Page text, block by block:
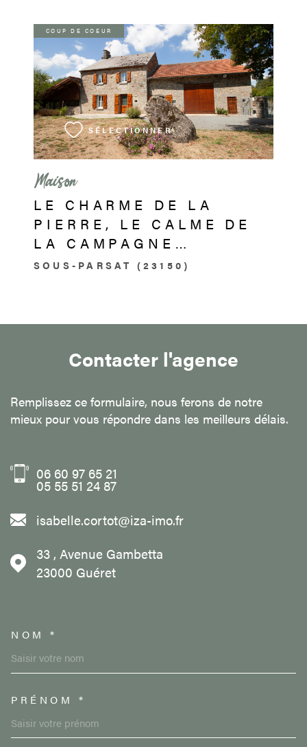
Maison
LE CHARME DE LA
PIERRE, LE CALME DE
LA CAMPAGNE…
SOUS-PARSAT (23150)
COUP DE COEUR
SÉLECTIONNER
VOIR LE BIEN
Contacter l'agence
Remplissez ce formulaire, nous ferons de notre
mieux pour vous répondre dans les meilleurs délais.
06 60 97 65 21
05 55 51 24 87
isabelle.cortot@iza-imo.fr
33 , Avenue Gambetta
23000
Guéret
NOM *
PRÉNOM *